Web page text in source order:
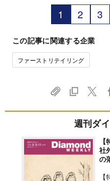
1 2 3
この記事に関連する企業
ファーストリテイリング
週刊ダ
社
の